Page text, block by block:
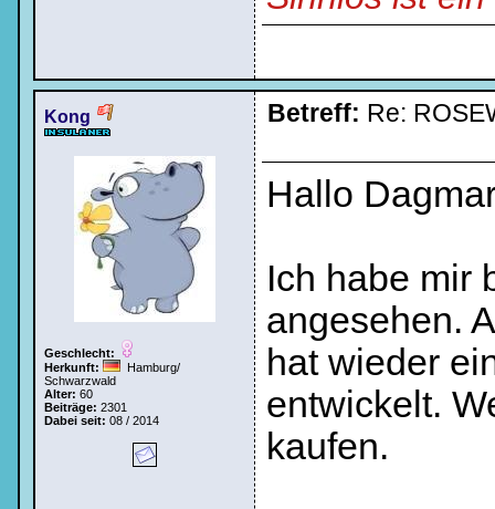
Kong
Geschlecht:
Herkunft:
Hamburg/
Schwarzwald
Alter: 60
Beiträge: 2301
Dabei seit: 08 / 2014
Betreff: Re:
Hallo
Ich habe mir
angesehen.
hat wieder
entwickelt.
kaufen.